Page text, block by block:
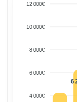
12 000€
10 000€
8 000€
6 000€
4 000€
6